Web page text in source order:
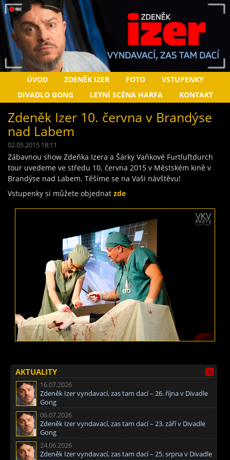
ÚVOD ZDENĚK IZER FOTO
VSTUPENKY
DIVADLO GONG
LETNÍ SCÉNA HARFA KONTAKT
Zdeněk Izer 10. června v Brandýse
nad Labem
02.05.2015 18:11
Zábavnou show Zdeňka Izera a Šárky Vaňkové Furtluftdurch
tour uvedeme ve středu 10. června 2015 v Městském kině v
Brandýse nad Labem. Těšíme se na Vaši návštěvu!
Vstupenky si můžete objednat zde
AKTUALITY
16.07.2026
Zdeněk Izer vyndavací, zas tam dací – 26. října v Divadle
Gong
06.07.2026
Zdeněk Izer vyndavací, zas tam dací – 23. září v Divadle
Gong
24.06.2026
Zdeněk Izer vyndavací, zas tam dací – 25. srpna v Divadle